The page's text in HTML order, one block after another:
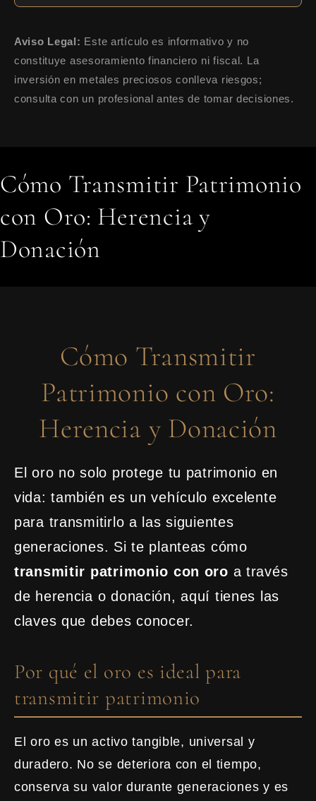
Aviso Legal: Este artículo es informativo y no
constituye asesoramiento financiero ni fiscal. La
inversión en metales preciosos conlleva riesgos;
consulta con un profesional antes de tomar decisiones.
Cómo Transmitir Patrimonio
con Oro: Herencia y
Donación
Cómo Transmitir
Patrimonio con Oro:
Herencia y Donación
El oro no solo protege tu patrimonio en
vida: también es un vehículo excelente
para transmitirlo a las siguientes
generaciones. Si te planteas cómo
transmitir patrimonio con oro a través
de herencia o donación, aquí tienes las
claves que debes conocer.
Por qué el oro es ideal para
transmitir patrimonio
El oro es un activo tangible, universal y
duradero. No se deteriora con el tiempo,
conserva su valor durante generaciones y es